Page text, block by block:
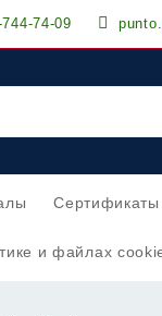
74-09
Сертификаты
и файлах